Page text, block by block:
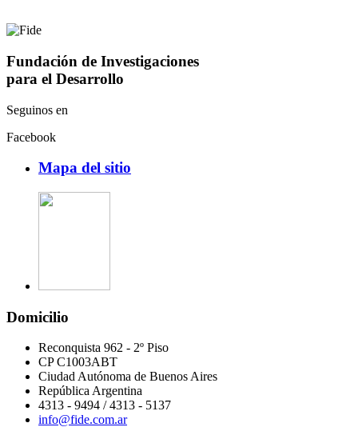
Fundación de Investigaciones
para el Desarrollo
Seguinos en
Facebook
Mapa del sitio
Domicilio
Reconquista 962 - 2º Piso
CP C1003ABT
Ciudad Autónoma de Buenos Aires
República Argentina
4313 - 9494 / 4313 - 5137
info@fide.com.ar